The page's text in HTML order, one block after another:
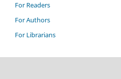
For Readers
For Authors
For Librarians